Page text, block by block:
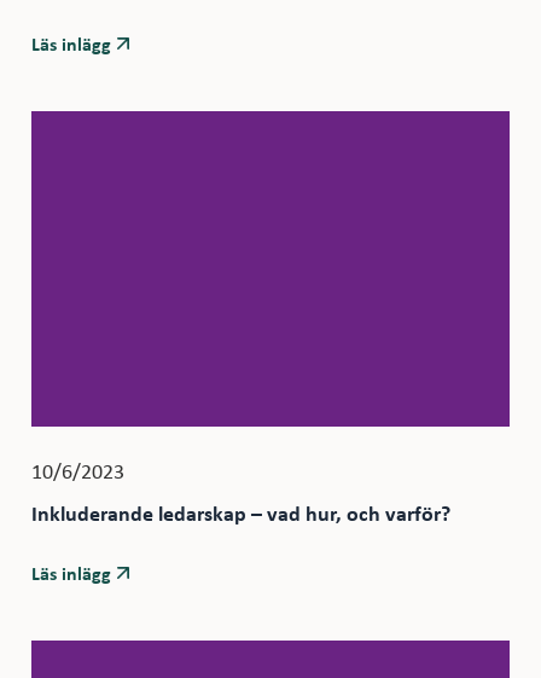
Läs inlägg
10/6/2023
Inkluderande ledarskap – vad hur, och varför?
Läs inlägg